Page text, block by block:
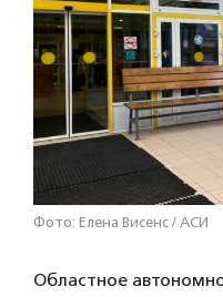
Фото: Елена Висенс / АСИ
Областное